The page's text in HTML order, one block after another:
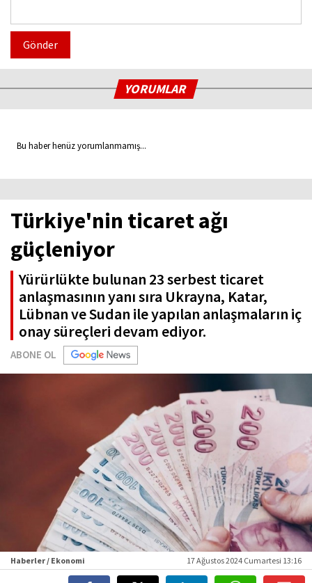
Gönder
YORUMLAR
Bu haber henüz yorumlanmamış...
Türkiye'nin ticaret ağı
güçleniyor
Yürürlükte bulunan 23 serbest ticaret
anlaşmasının yanı sıra Ukrayna, Katar,
Lübnan ve Sudan ile yapılan anlaşmaların iç
onay süreçleri devam ediyor.
ABONE OL
Haberler / Ekonomi 17 Ağustos 2024 Cumartesi 13:16